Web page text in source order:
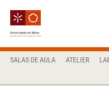
SALAS DE AULA ATELIER